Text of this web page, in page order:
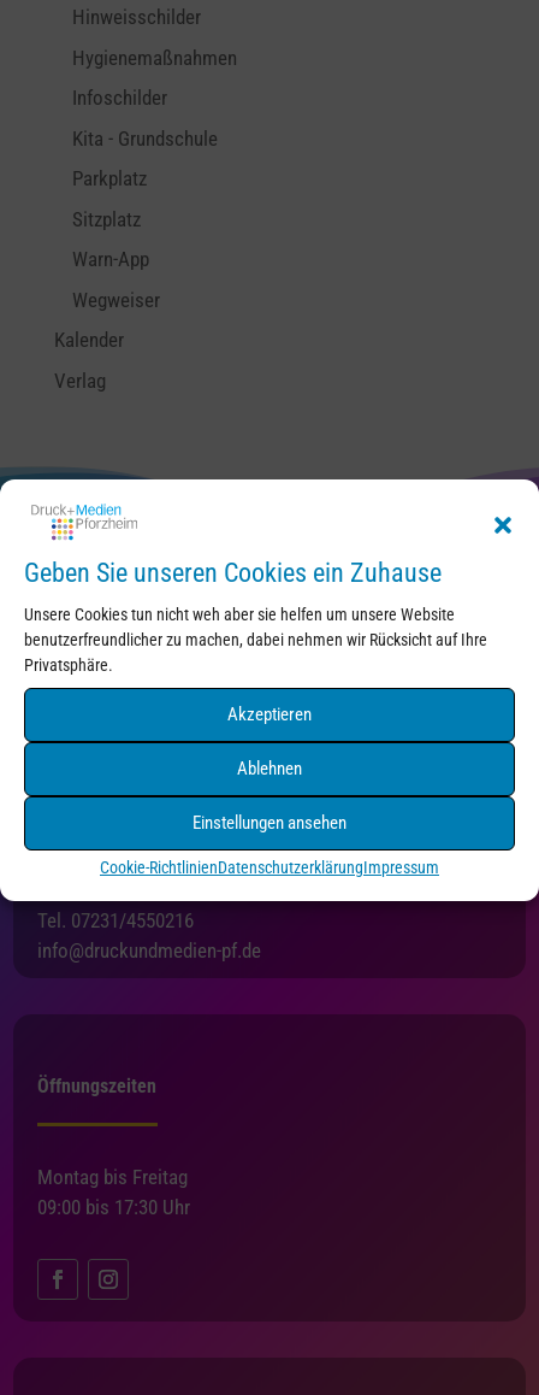
Geben Sie unseren Cookies ein Zuhause
Unsere Cookies tun nicht weh aber sie helfen um unsere Website
benutzerfreundlicher zu machen, dabei nehmen wir Rücksicht auf Ihre
Privatsphäre.
Akzeptieren
Ablehnen
Einstellungen ansehen
Cookie-RichtlinienDatenschutzerklärungImpressum
Hinweisschilder
Hygienemaßnahmen
Infoschilder
Kita - Grundschule
Parkplatz
Sitzplatz
Warn-App
Wegweiser
Kalender
Verlag
Druck+Medien Pforzheim
Holzgartenstraße 3
Tel. 07231/4550216
info@druckundmedien-pf.de
Öffnungszeiten
Montag bis Freitag
09:00 bis 17:30 Uhr